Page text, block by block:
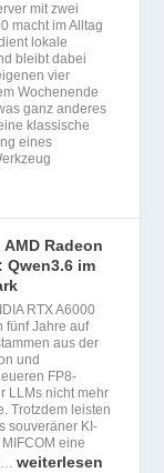
mit zwei
macht im Alltag
lokale
bleibt dabei
vier
Wochenende
ganz anderes
klassische
eines
AMD Radeon
Qwen3.6 im
RTX A6000
fünf Jahre auf
aus der
und
FP8-
LLMs nicht mehr
Trotzdem leisten
souveräner KI-
eine
weiterlesen